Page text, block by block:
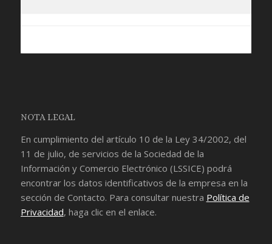
NOTA LEGAL
En cumplimiento del artículo 10 de la Ley 34/2002, del
11 de julio, de servicios de la Sociedad de la
Información y Comercio Electrónico (LSSICE) podrá
encontrar los datos identificativos de la empresa en la
sección de Contacto. Para consultar nuestra Política de
Privacidad, haga clic en el enlace.